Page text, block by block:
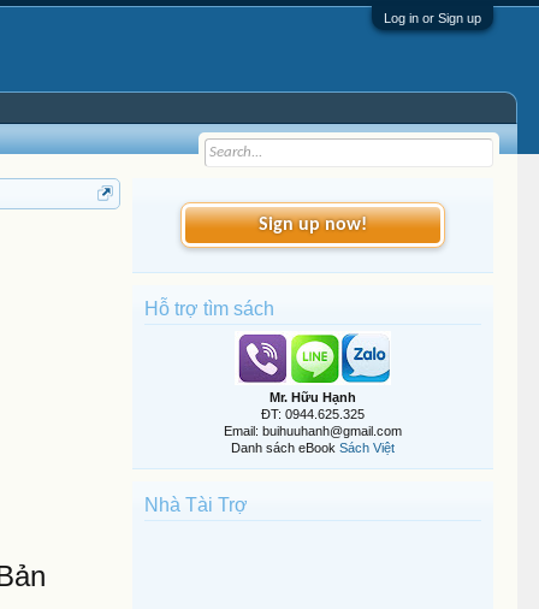
Log in or Sign up
Sign up now!
Hỗ trợ tìm sách
Mr. Hữu Hạnh
ĐT: 0944.625.325
Email: buihuuhanh@gmail.com
Danh sách eBook Sách Việt
Nhà Tài Trợ